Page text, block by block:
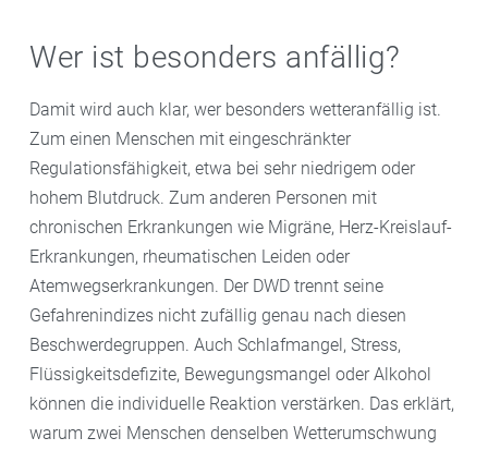
Wer ist besonders anfällig?
Damit wird auch klar, wer besonders wetteranfällig ist.
Zum einen Menschen mit eingeschränkter
Regulationsfähigkeit, etwa bei sehr niedrigem oder
hohem Blutdruck. Zum anderen Personen mit
chronischen Erkrankungen wie Migräne, Herz-Kreislauf-
Erkrankungen, rheumatischen Leiden oder
Atemwegserkrankungen. Der DWD trennt seine
Gefahrenindizes nicht zufällig genau nach diesen
Beschwerdegruppen. Auch Schlafmangel, Stress,
Flüssigkeitsdefizite, Bewegungsmangel oder Alkohol
können die individuelle Reaktion verstärken. Das erklärt,
warum zwei Menschen denselben Wetterumschwung